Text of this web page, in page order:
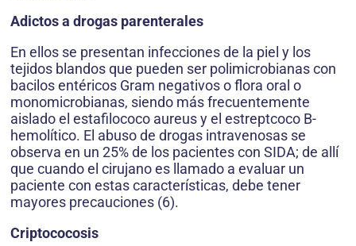
Adictos a drogas parenterales
En ellos se presentan infecciones de la piel y los
tejidos blandos que pueden ser polimicrobianas con
bacilos entéricos Gram negativos o flora oral o
monomicrobianas, siendo más frecuentemente
aislado el estafilococo aureus y el estreptcoco B-
hemolítico. El abuso de drogas intravenosas se
observa en un 25% de los pacientes con SIDA; de allí
que cuando el cirujano es llamado a evaluar un
paciente con estas características, debe tener
mayores precauciones (6).
Criptococosis